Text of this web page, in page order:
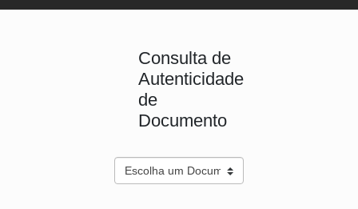
Consulta de
Autenticidade
de
Documento